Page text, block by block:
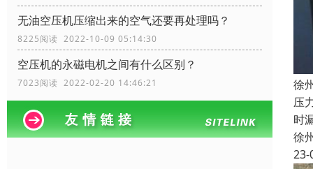
无油空压机压缩出来的空气还要再处理吗？
8225阅读 2022-10-09 05:14:30
空压机的永磁电机之间有什么区别？
7023阅读 2022-02-20 14:46:21
徐
压
时
徐
23-